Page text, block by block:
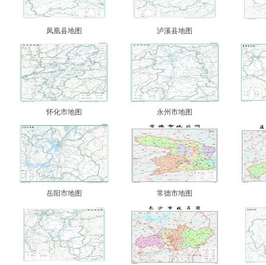
凤凰县地图 泸溪县地图
怀化市地图 永州市地图
岳阳市地图 常德市地图